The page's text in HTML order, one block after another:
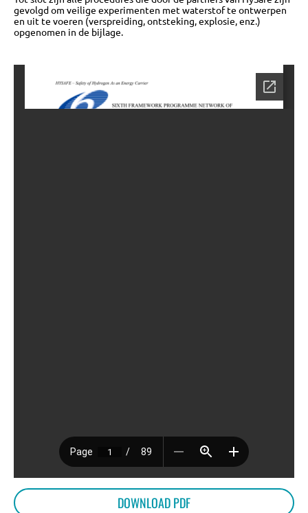
OVER
gevolgd om veilige experimenten met waterstof te ontwerpen
en uit te voeren (verspreiding, ontsteking, explosie, enz.)
opgenomen in de bijlage.
DOWNLOAD PDF